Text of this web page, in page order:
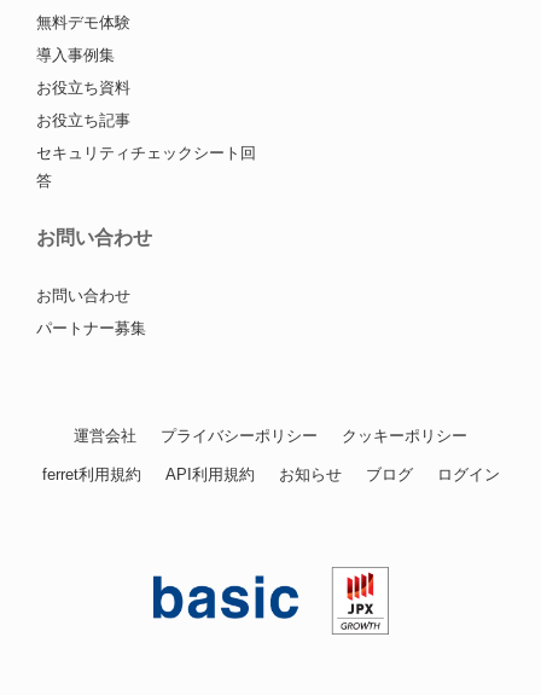
無料デモ体験
導入事例集
お役立ち資料
お役立ち記事
セキュリティチェックシート回
答
お問い合わせ
お問い合わせ
パートナー募集
運営会社 プライバシーポリシー クッキーポリシー
ferret利用規約 API利用規約 お知らせ ブログ ログイン